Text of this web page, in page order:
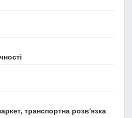
транспортна розв'язка